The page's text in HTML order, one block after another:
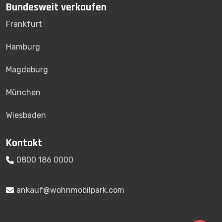
Bundesweit verkaufen
Frankfurt
Hamburg
Magdeburg
München
Wiesbaden
Kontakt
0800 186 0000
ankauf@wohnmobilpark.com